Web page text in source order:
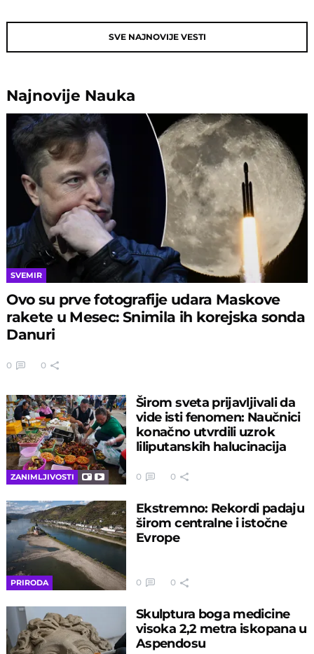
SVE NAJNOVIJE VESTI
Najnovije Nauka
SVEMIR
Ovo su prve fotografije udara Maskove
rakete u Mesec: Snimila ih korejska sonda
Danuri
0 0
ZANIMLJIVOSTI
Širom sveta prijavljivali da
vide isti fenomen: Naučnici
konačno utvrdili uzrok
liliputanskih halucinacija
0 0
PRIRODA
Ekstremno: Rekordi padaju
širom centralne i istočne
Evrope
0 0
Skulptura boga medicine
visoka 2,2 metra iskopana u
Aspendosu